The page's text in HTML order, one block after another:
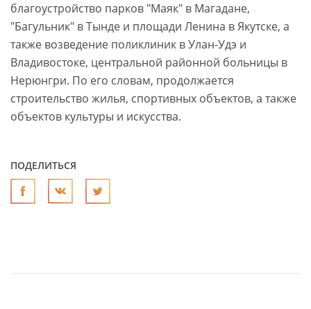
благоустройство парков "Маяк" в Магадане,
"Багульник" в Тынде и площади Ленина в Якутске, а
также возведение поликлиник в Улан-Удэ и
Владивостоке, центральной районной больницы в
Нерюнгри. По его словам, продолжается
строительство жилья, спортивных объектов, а также
объектов культуры и искусства.
ПОДЕЛИТЬСЯ